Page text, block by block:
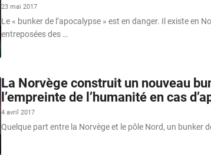
23 mai 2017
Le « bunker de l’apocalypse » est en danger. Il existe en
entreposées des …
La Norvège construit un nouveau
l’empreinte de l’humanité en cas
4 avril 2017
Quelque part entre la Norvège et le pôle Nord, un bunker